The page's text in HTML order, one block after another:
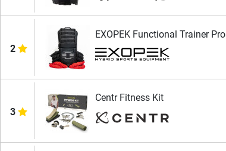
2
EXOPEK Functional Trainer Pro
3
Centr Fitness Kit